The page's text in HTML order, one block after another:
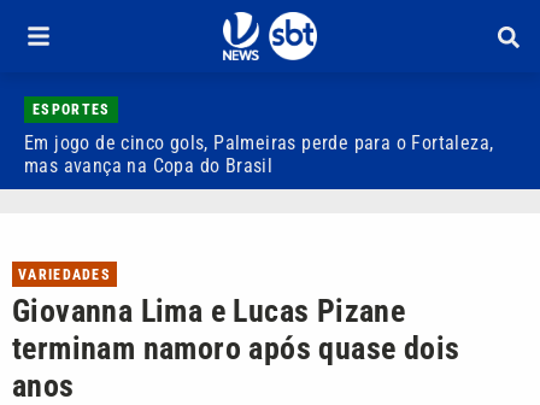
ESPORTES
Em jogo de cinco gols, Palmeiras perde para o Fortaleza,
mas avança na Copa do Brasil
VARIEDADES
Giovanna Lima e Lucas Pizane
terminam namoro após quase dois
anos